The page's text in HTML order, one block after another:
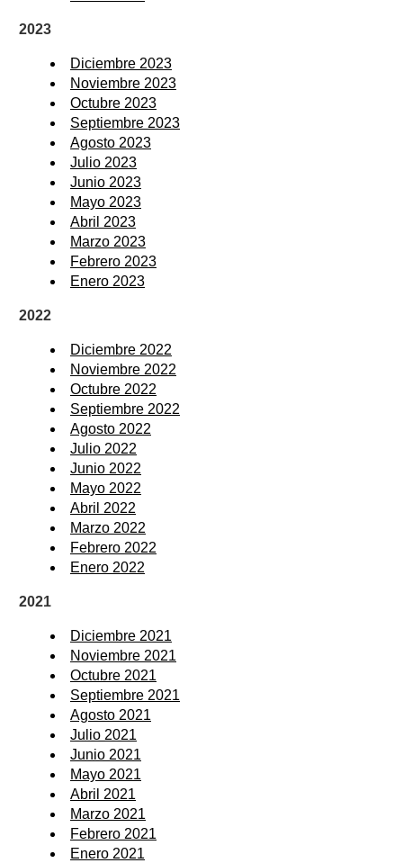
2023
Diciembre 2023
Noviembre 2023
Octubre 2023
Septiembre 2023
Agosto 2023
Julio 2023
Junio 2023
Mayo 2023
Abril 2023
Marzo 2023
Febrero 2023
Enero 2023
2022
Diciembre 2022
Noviembre 2022
Octubre 2022
Septiembre 2022
Agosto 2022
Julio 2022
Junio 2022
Mayo 2022
Abril 2022
Marzo 2022
Febrero 2022
Enero 2022
2021
Diciembre 2021
Noviembre 2021
Octubre 2021
Septiembre 2021
Agosto 2021
Julio 2021
Junio 2021
Mayo 2021
Abril 2021
Marzo 2021
Febrero 2021
Enero 2021